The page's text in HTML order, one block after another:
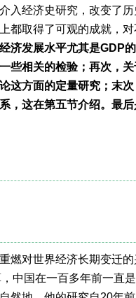
入经济史研究，改变了
都取得了可观的成就，
济发展水平尤其是GDP的
些相关的检验； 再次，
这方面的定量研究； 末
，这在第五节介绍。 最后
对世界经济长期变迁的
中国在一百多年前一直